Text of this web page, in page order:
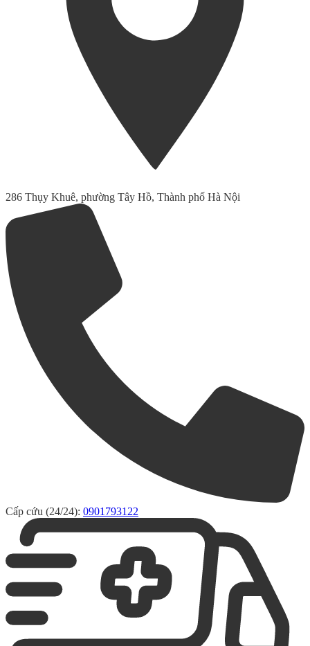
286 Thụy Khuê, phường Tây Hồ, Thành phố Hà Nội
Cấp cứu (24/24): 0901793122